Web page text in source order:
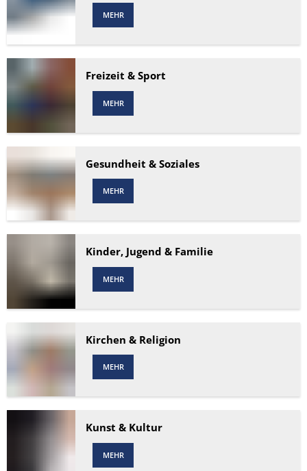
MEHR
Freizeit & Sport
MEHR
Gesundheit & Soziales
MEHR
Kinder, Jugend & Familie
MEHR
Kirchen & Religion
MEHR
Kunst & Kultur
MEHR